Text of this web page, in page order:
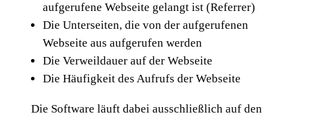
aufgerufene Webseite gelangt ist (Referrer)
Die Unterseiten, die von der aufgerufenen
Webseite aus aufgerufen werden
Die Verweildauer auf der Webseite
Die Häufigkeit des Aufrufs der Webseite
Die Software läuft dabei ausschließlich auf den